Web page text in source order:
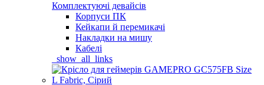
Комплектуючі девайсів
Корпуси ПК
Кейкапи й перемикачі
Накладки на мишу
Кабелі
_show_all_links